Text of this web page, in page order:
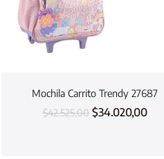
Mochila Carrito Trendy 27687
$42.525,00 $34.020,00